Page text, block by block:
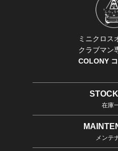
ミニクロス
クラブマン
COLONY
在庫
メンテ